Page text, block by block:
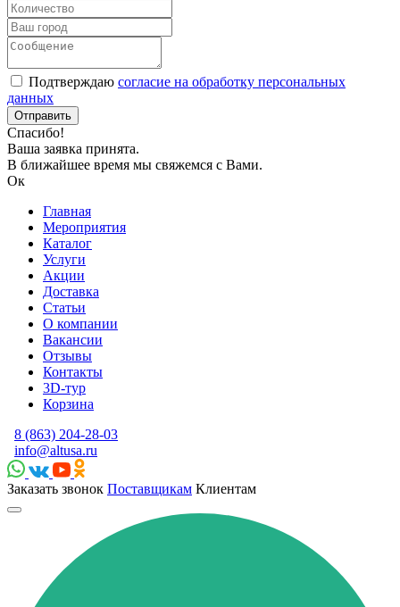
Подтверждаю согласие на обработку персональных
данных
Спасибо!
Ваша заявка принята.
В ближайшее время мы свяжемся с Вами.
Ок
Главная
Мероприятия
Каталог
Услуги
Акции
Доставка
Статьи
О компании
Вакансии
Отзывы
Контакты
3D-тур
Корзина
8 (863) 204-28-03
info@altusa.ru
Заказать звонок Поставщикам Клиентам